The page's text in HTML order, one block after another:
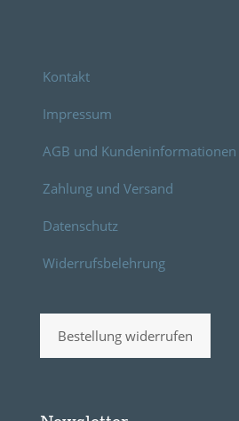
Kontakt
Impressum
AGB und Kundeninformationen
Zahlung und Versand
Datenschutz
Widerrufsbelehrung
Bestellung widerrufen